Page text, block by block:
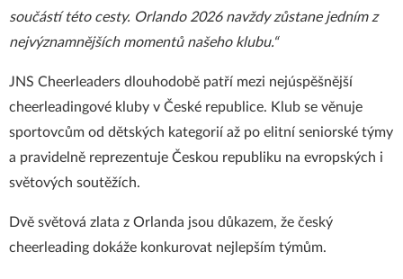
součástí této cesty. Orlando 2026 navždy zůstane jedním z
nejvýznamnějších momentů našeho klubu.“
JNS Cheerleaders dlouhodobě patří mezi nejúspěšnější
cheerleadingové kluby v České republice. Klub se věnuje
sportovcům od dětských kategorií až po elitní seniorské týmy
a pravidelně reprezentuje Českou republiku na evropských i
světových soutěžích.
Dvě světová zlata z Orlanda jsou důkazem, že český
cheerleading dokáže konkurovat nejlepším týmům.